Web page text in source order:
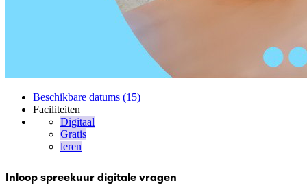
Beschikbare datums (15)
Faciliteiten
Digitaal
Gratis
leren
Inloop spreekuur digitale vragen